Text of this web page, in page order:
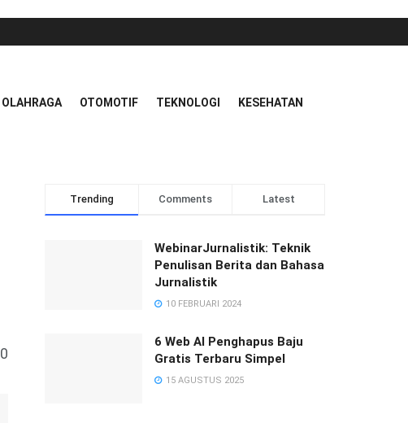
OLAHRAGA OTOMOTIF TEKNOLOGI KESEHATAN
0
Trending Comments Latest
WebinarJurnalistik: Teknik
Penulisan Berita dan Bahasa
Jurnalistik
10 FEBRUARI 2024
6 Web AI Penghapus Baju
Gratis Terbaru Simpel
15 AGUSTUS 2025